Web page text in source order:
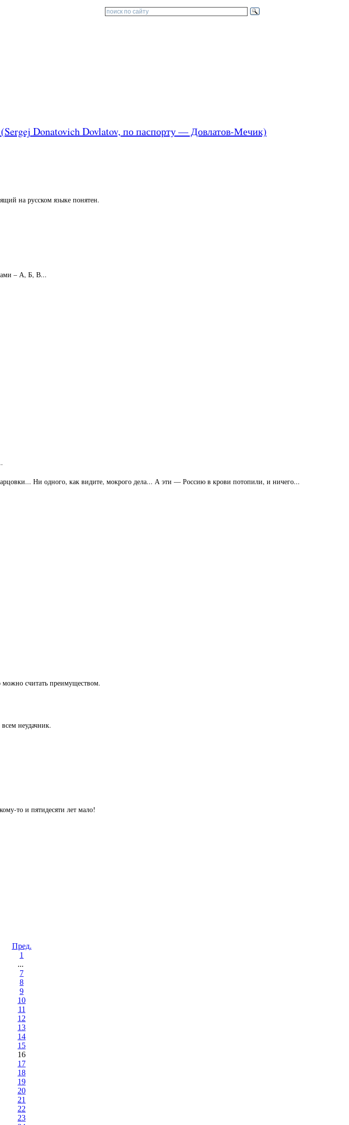
Donatovich Dovlatov, по паспорту — Довлатов-Мечик)
на русском языке понятен.
– А, Б, В...
Ни одного, как видите, мокрого дела... А эти — Россию в крови потопили, и ничего...
можно считать преимуществом.
неудачник.
то и пятидесяти лет мало!
Пред.
1
...
7
8
9
10
11
12
13
14
15
16
17
18
19
20
21
22
23